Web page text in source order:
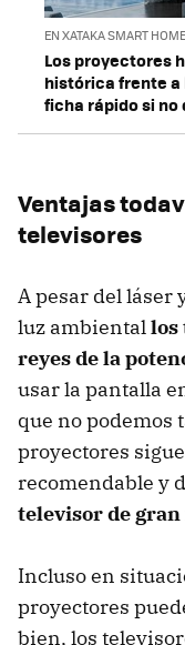
EN XATAKA SMART HOME
Los proyectores
histórica frente a
ficha rápido si
Ventajas
televisores
A pesar del láser
luz ambientallos
reyes de la
usar la pantalla
que no podemos
proyectores
recomendable y
televisor de
Incluso en
proyectores
bien, los